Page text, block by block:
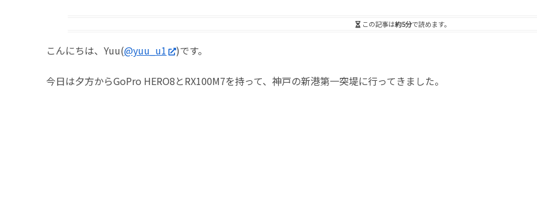
この記事は約5分で読めます。
こんにちは、Yuu(@yuu_u1 )です。
今日は夕方からGoPro HERO8とRX100M7を持って、神戸の新港第一突堤に行ってきました。